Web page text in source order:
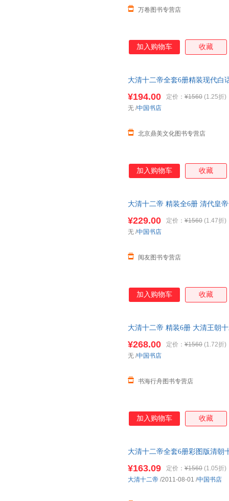
万卷图书专营店
加入购物车 收藏
大清十二帝全套6册精装现代白
¥194.00 定价： ¥1560 (1.25折)
北京鼎美文化图书专营店
无 /中国书店
加入购物车 收藏
大清十二帝 精装全6册 清代皇
¥229.00 定价： ¥1560 (1.47折)
阅友图书专营店
无 /中国书店
加入购物车 收藏
大清十二帝 精装6册 大清王朝
¥268.00 定价： ¥1560 (1.72折)
书海行舟图书专营店
无 /中国书店
加入购物车 收藏
大清十二帝全套6册彩图版清朝
¥163.09 定价： ¥1560 (1.05折)
大清十二帝 /2011-08-01 /中国书店